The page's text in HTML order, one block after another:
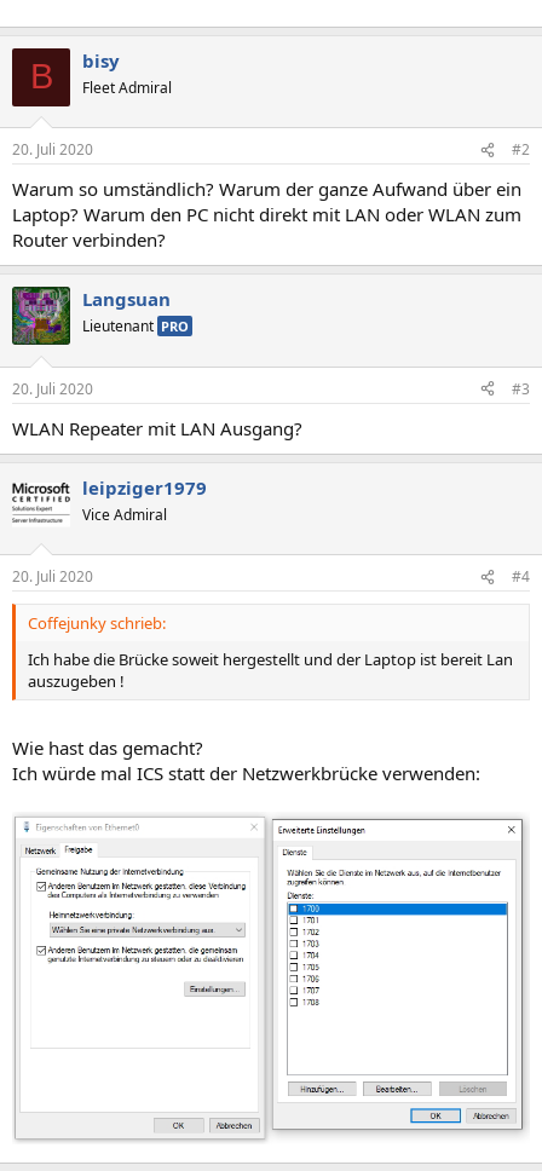
B bisy
Fleet Admiral
20. Juli 2020 #2
Warum so umständlich? Warum der ganze Aufwand über ein
Laptop? Warum den PC nicht direkt mit LAN oder WLAN zum
Router verbinden?
Langsuan
Lieutenant PRO
20. Juli 2020 #3
WLAN Repeater mit LAN Ausgang?
leipziger1979
Vice Admiral
20. Juli 2020 #4
Coffejunky schrieb:
Ich habe die Brücke soweit hergestellt und der Laptop ist bereit Lan
auszugeben !
Wie hast das gemacht?
Ich würde mal ICS statt der Netzwerkbrücke verwenden: